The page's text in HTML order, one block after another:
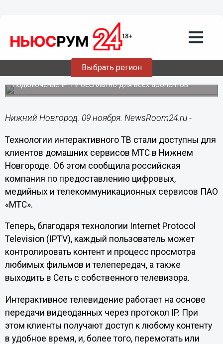
Выбрать регион
Нижегородцам стали доступны
передачи «из прошлого» и голосовое
управление телепросмотром
Подключение IP TV бесплатно для всех абонентов.
Нижний Новгород. 09 ноября. NewsRoom24.ru -
Технологии интерактивного ТВ стали доступны для
клиентов домашних сервисов МТС в Нижнем
Новгороде. Об этом сообщила российская
компания по предоставлению цифровых,
медийных и телекоммуникационных сервисов ПАО
«МТС».
Теперь, благодаря технологии Internet Protocol
Television (IPTV), каждый пользователь может
контролировать контент и процесс просмотра
любимых фильмов и телепередач, а также
выходить в Сеть с собственного телевизора.
Интерактивное телевидение работает на основе
передачи видеоданных через протокол IP. При
этом клиенты получают доступ к любому контенту
в удобное время, и, более того, перемотать или